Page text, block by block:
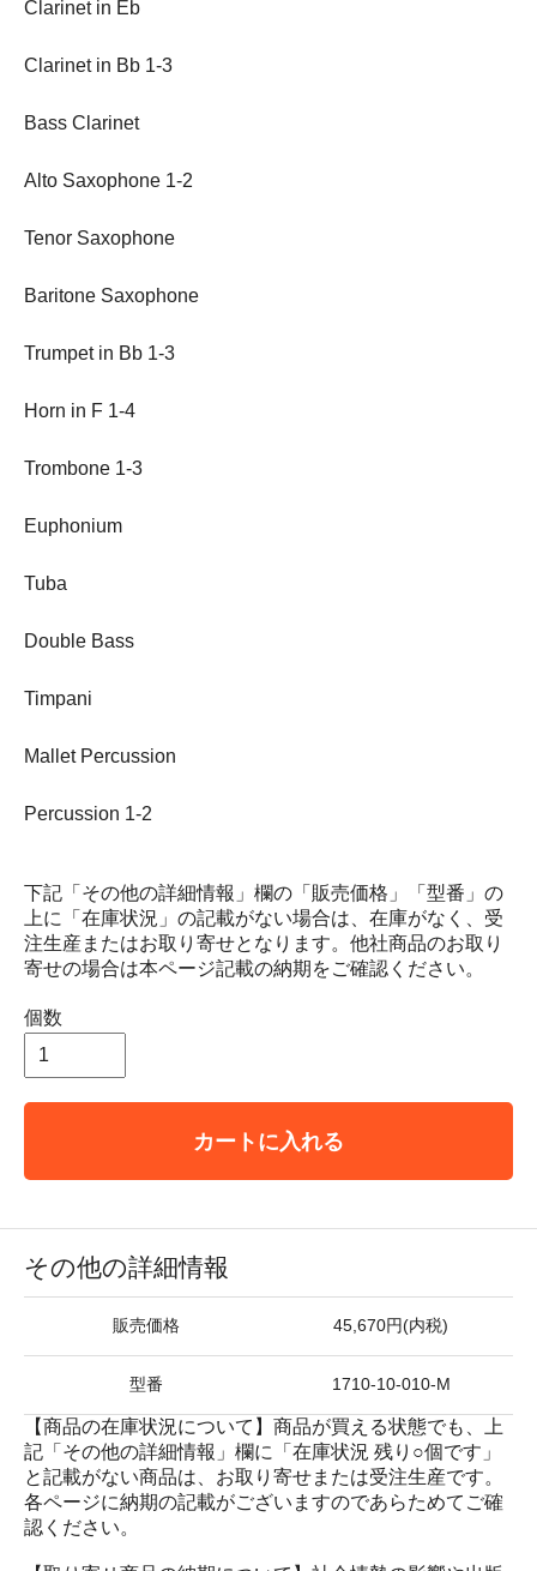
Clarinet in Eb
Clarinet in Bb 1-3
Bass Clarinet
Alto Saxophone 1-2
Tenor Saxophone
Baritone Saxophone
Trumpet in Bb 1-3
Horn in F 1-4
Trombone 1-3
Euphonium
Tuba
Double Bass
Timpani
Mallet Percussion
Percussion 1-2
下記「その他の詳細情報」欄の「販売価格」「型番」の
上に「在庫状況」の記載がない場合は、在庫がなく、受
注生産またはお取り寄せとなります。他社商品のお取り
寄せの場合は本ページ記載の納期をご確認ください。
個数
カートに入れる
その他の詳細情報
販売価格 45,670円(内税)
型番 1710-10-010-M
【商品の在庫状況について】商品が買える状態でも、上
記「その他の詳細情報」欄に「在庫状況 残り○個です」
と記載がない商品は、お取り寄せまたは受注生産です。
各ページに納期の記載がございますのであらためてご確
認ください。